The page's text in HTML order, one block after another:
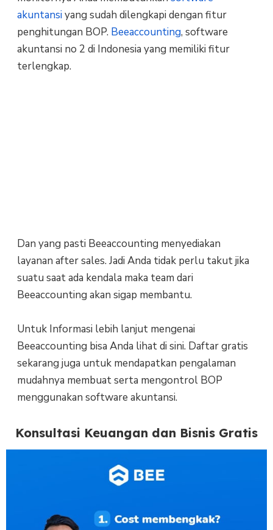
akuntansiyang sudah dilengkapi dengan fitur
penghitungan BOP. Beeaccounting, software
akuntansi no 2 di Indonesia yang memiliki fitur
terlengkap.
Dan yang pasti Beeaccounting menyediakan
layanan after sales. Jadi Anda tidak perlu takut jika
suatu saat ada kendala maka team dari
Beeaccounting akan sigap membantu.
Untuk Informasi lebih lanjut mengenai
Beeaccounting bisa Anda lihat di sini. Daftar gratis
sekarang juga untuk mendapatkan pengalaman
mudahnya membuat serta mengontrol BOP
menggunakan software akuntansi.
Konsultasi Keuangan dan Bisnis Gratis